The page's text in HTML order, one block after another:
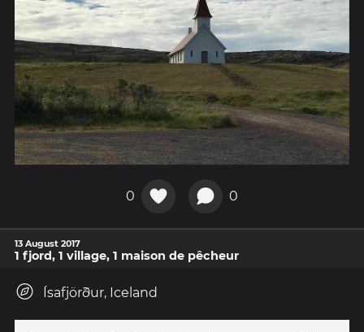
0 0
13 August 2017
1 fjord, 1 village, 1 maison de pêcheur
Ísafjörður, Iceland